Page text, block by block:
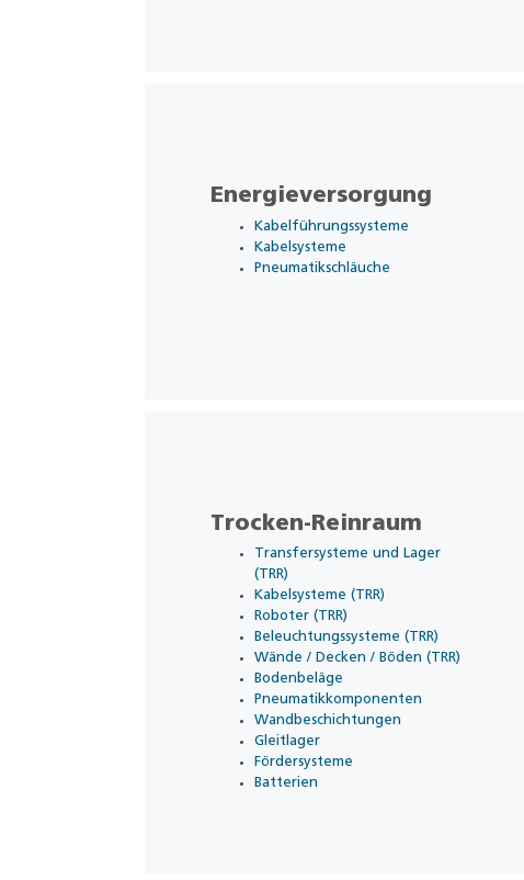
Energieversorgung
Kabelführungssysteme
Kabelsysteme
Pneumatikschläuche
Trocken-Reinraum
Transfersysteme und Lager
(TRR)
Kabelsysteme (TRR)
Roboter (TRR)
Beleuchtungssysteme (TRR)
Wände / Decken / Böden (TRR)
Bodenbeläge
Pneumatikkomponenten
Wandbeschichtungen
Gleitlager
Fördersysteme
Batterien